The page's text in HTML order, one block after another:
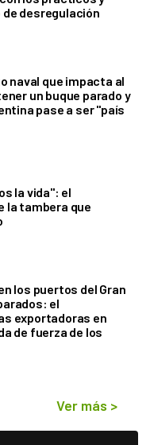
desregulación
naval que impacta al
un buque parado y
pase a ser "país
la vida": el
la tambera que
los puertos del Gran
el
exportadoras en
de fuerza de los
Ver más >